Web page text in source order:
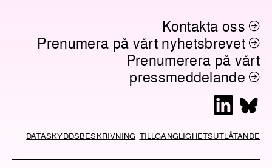
Kontakta oss
Prenumera på vårt nyhetsbrevet
Prenumerera på vårt
pressmeddelande
L
n
k
u
e
DATASKYDDSBESKRIVNING TILLGÄNGLIGHETSUTLÅTANDE